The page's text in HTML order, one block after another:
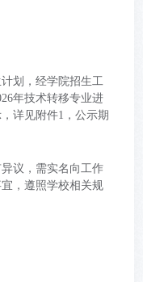
划，经学院招生工
年技术转移专业进
详见附件1，公示期
议，需实名向工作
，遵照学校相关规